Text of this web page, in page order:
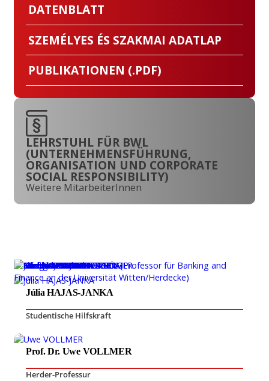
DATENBLATT
SZEMÉLYES ÉS SZAKMAI ADATLAP
PUBLIKATIONEN (.PDF)
LEHRSTUHL FÜR BWL
(UNTERNEHMENSFÜHRUNG,
ORGANISATION UND CORPORATE
SOCIAL RESPONSIBILITY)
Weitere MitarbeiterInnen
Júlia HAJAS-JANKA
Studentische Hilfskraft
Prof. Dr. Uwe VOLLMER
Herder-Professur